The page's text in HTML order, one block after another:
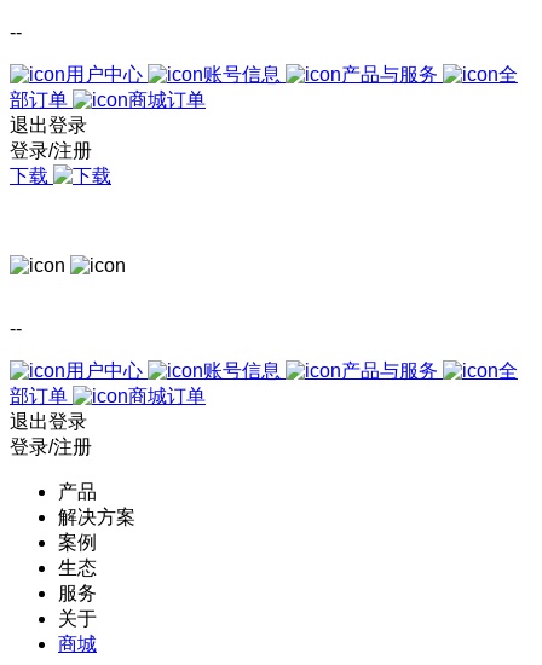
--
用户中心 账号信息 产品与服务
全
部订单
商城订单
退出登录
登录/注册
下载
--
用户中心 账号信息 产品与服务
全
部订单
商城订单
退出登录
登录/注册
产品
解决方案
案例
生态
服务
关于
商城